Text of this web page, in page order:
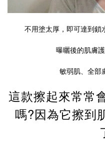
不用塗太厚，即可達到鎖
曝曬後的肌膚
敏弱肌、全部
這款擦起來常常
嗎?因為它擦到